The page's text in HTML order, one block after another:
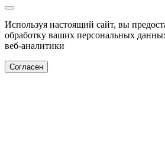
Используя настоящий сайт, вы
обработку ваших персональных
веб-аналитики
Согласен